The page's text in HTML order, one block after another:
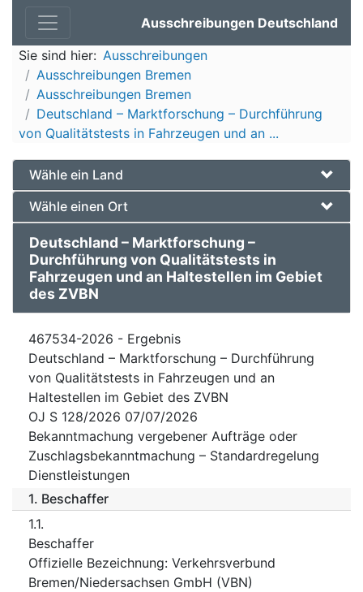
Ausschreibungen Deutschland
Sie sind hier: Ausschreibungen
Ausschreibungen Bremen
Ausschreibungen Bremen
Deutschland – Marktforschung – Durchführung
von Qualitätstests in Fahrzeugen und an ...
Wähle ein Land
Wähle einen Ort
Deutschland – Marktforschung –
Durchführung von Qualitätstests in
Fahrzeugen und an Haltestellen im Gebiet
des ZVBN
467534-2026 - Ergebnis
Deutschland – Marktforschung – Durchführung
von Qualitätstests in Fahrzeugen und an
Haltestellen im Gebiet des ZVBN
OJ S 128/2026 07/07/2026
Bekanntmachung vergebener Aufträge oder
Zuschlagsbekanntmachung – Standardregelung
Dienstleistungen
1. Beschaffer
1.1.
Beschaffer
Offizielle Bezeichnung: Verkehrsverbund
Bremen/Niedersachsen GmbH (VBN)